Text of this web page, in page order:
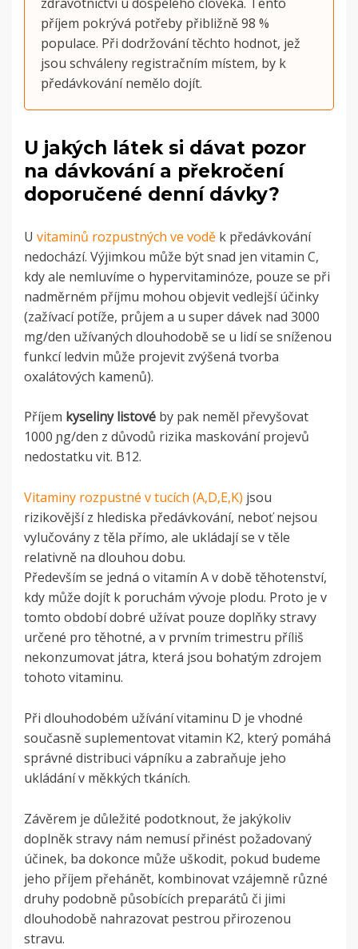
příjem pokrývá potřeby přibližně 98 %
populace. Při dodržování těchto hodnot, jež
jsou schváleny registračním místem, by k
předávkování nemělo dojít.
U jakých látek si dávat pozor
na dávkování a překročení
doporučené denní dávky?
U vitaminů rozpustných ve vodě k předávkování
nedochází. Výjimkou může být snad jen vitamin C,
kdy ale nemluvíme o hypervitaminóze, pouze se při
nadměrném příjmu mohou objevit vedlejší účinky
(zažívací potíže, průjem a u super dávek nad 3000
mg/den užívaných dlouhodobě se u lidí se sníženou
funkcí ledvin může projevit zvýšená tvorba
oxalátových kamenů).
Příjem kyseliny listové by pak neměl převyšovat
1000 ɲg/den z důvodů rizika maskování projevů
nedostatku vit. B12.
Vitaminy rozpustné v tucích (A,D,E,K) jsou
rizikovější z hlediska předávkování, neboť nejsou
vylučovány z těla přímo, ale ukládají se v těle
relativně na dlouhou dobu.
Především se jedná o vitamín A v době těhotenství,
kdy může dojít k poruchám vývoje plodu. Proto je v
tomto období dobré užívat pouze doplňky stravy
určené pro těhotné, a v prvním trimestru příliš
nekonzumovat játra, která jsou bohatým zdrojem
tohoto vitaminu.
Při dlouhodobém užívání vitaminu D je vhodné
současně suplementovat vitamin K2, který pomáhá
správné distribuci vápníku a zabraňuje jeho
ukládání v měkkých tkáních.
Závěrem je důležité podotknout, že jakýkoliv
doplněk stravy nám nemusí přinést požadovaný
účinek, ba dokonce může uškodit, pokud budeme
jeho příjem přehánět, kombinovat vzájemně různé
druhy podobně působících preparátů či jimi
dlouhodobě nahrazovat pestrou přirozenou
stravu.